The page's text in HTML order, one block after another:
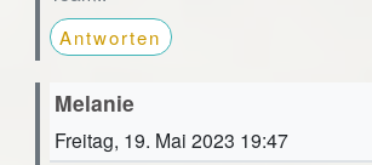
Antworten
Melanie
Freitag, 19. Mai 2023 19:47